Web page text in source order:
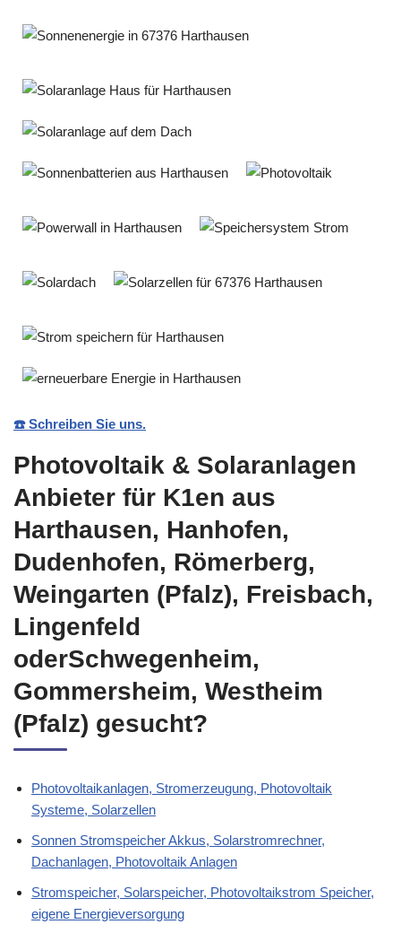
☎️ Schreiben Sie uns.
Photovoltaik & Solaranlagen
Anbieter für K1en aus
Harthausen, Hanhofen,
Dudenhofen, Römerberg,
Weingarten (Pfalz), Freisbach,
Lingenfeld
oderSchwegenheim,
Gommersheim, Westheim
(Pfalz) gesucht?
Photovoltaikanlagen, Stromerzeugung, Photovoltaik
Systeme, Solarzellen
Sonnen Stromspeicher Akkus, Solarstromrechner,
Dachanlagen, Photovoltaik Anlagen
Stromspeicher, Solarspeicher, Photovoltaikstrom Speicher,
eigene Energieversorgung